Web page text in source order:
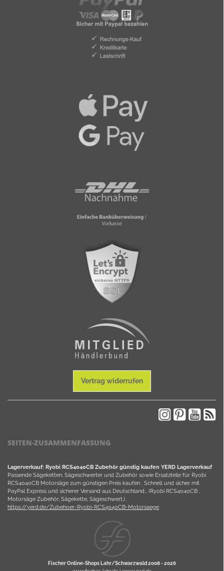
Vertrag widerrufen
SEITEN-ZUSAMMENFASSUNG
Lagerverkauf: Ryobi RCS4040CB Zubehör günstig kaufen YERD Lagerverkauf
Passende Sägeketten, Sägeschwerter und Zubehör sowie Ersatzteile für Ryobi
RCS4040CB Motorsäge zum günstigen Preis kaufen . Schnell und sicher mit
PayPal Express und sicherer Versand aus Deutschland… (Ryobi RCS4040CB ,
Motorsäge Zubehör, Sägekette, Sägeschwert,).
https://yerd.de/Zubehoer-Ryobi-RCS4040CB-Motorsaege
Fischer Online-Shops Lahr/Schwarzwald 2008 -2026